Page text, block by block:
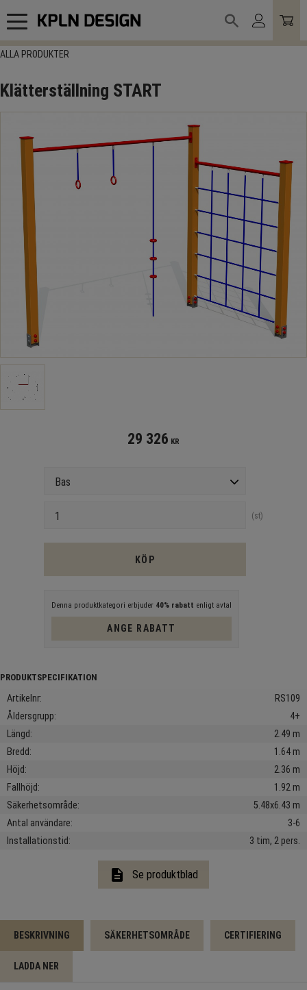
Meny
ALLA PRODUKTER
Klätterställning START
29 326 KR
st
KÖP
Denna produktkategori erbjuder 40% rabatt enligt avtal
ANGE RABATT
Artikelnr
RS109
Åldersgrupp
4+
Längd
2.49 m
Bredd
1.64 m
Höjd
2.36 m
Fallhöjd
1.92 m
Säkerhetsområde
5.48x6.43 m
Antal användare
3-6
Installationstid
3 tim, 2 pers.
description Se produktblad
BESKRIVNING SÄKERHETSOMRÅDE CERTIFIERING
LADDA NER